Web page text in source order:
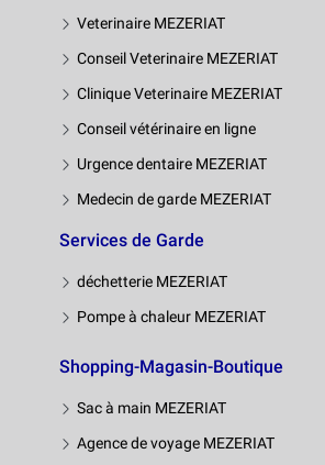
Veterinaire MEZERIAT
Conseil Veterinaire MEZERIAT
Clinique Veterinaire MEZERIAT
Conseil vétérinaire en ligne
Urgence dentaire MEZERIAT
Medecin de garde MEZERIAT
Services de Garde
déchetterie MEZERIAT
Pompe à chaleur MEZERIAT
Shopping-Magasin-Boutique
Sac à main MEZERIAT
Agence de voyage MEZERIAT